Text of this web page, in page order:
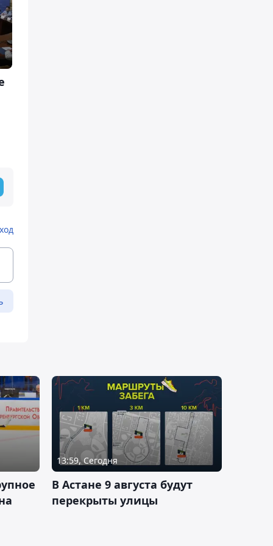
13:59, Сегодня
В Астане 9 августа будут
перекрыты улицы